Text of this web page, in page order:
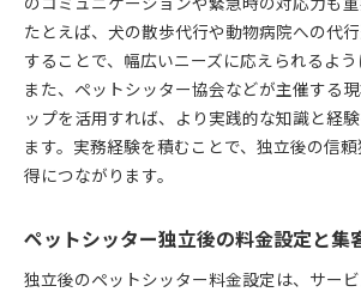
たとえば、犬の散歩代行や動物病院への代
することで、幅広いニーズに応えられるよう
また、ペットシッター協会などが主催する
ップを活用すれば、より実践的な知識と経
ます。実務経験を積むことで、独立後の信
得につながります。
ペットシッター独立後の料金設定と集
独立後のペットシッター料金設定は、サー